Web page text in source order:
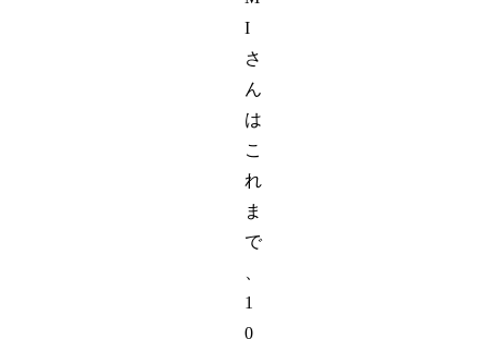
I
さ
ん
は
こ
れ
ま
で
1
0